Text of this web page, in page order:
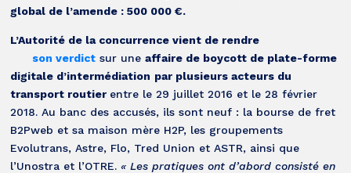
global de l’amende : 500 000 €.
L’Autorité de la concurrence vient de rendre
son verdict sur uneaffaire de boycott de plate-forme
digitale d’intermédiation par plusieurs acteurs du
transport routier entre le 29 juillet 2016 et le 28 février
2018. Au banc des accusés, ils sont neuf : la bourse de fret
B2Pweb et sa maison mère H2P, les groupements
Evolutrans, Astre, Flo, Tred Union et ASTR, ainsi que
l’Unostra et l’OTRE.« Les pratiques ont d’abord consisté en